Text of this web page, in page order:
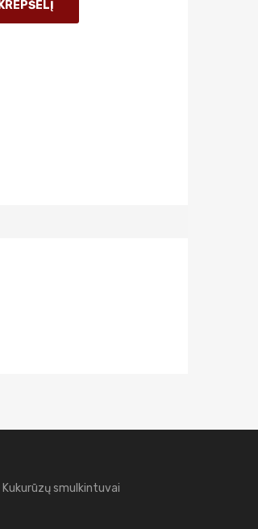
Kukurūzų smulkintuvai